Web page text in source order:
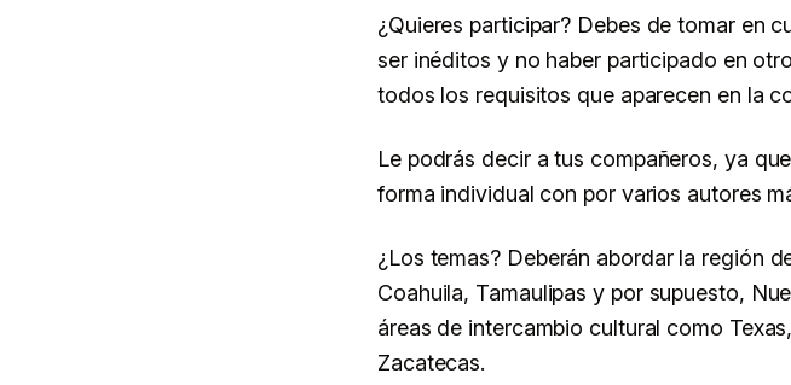
¿Quieres participar? Debes de tomar en
ser inéditos y no haber participado en
todos los requisitos que aparecen en la
Le podrás decir a tus compañeros, ya
forma individual con por varios autores
¿Los temas? Deberán abordar la región
Coahuila, Tamaulipas y por supuesto,
áreas de intercambio cultural como
Zacatecas.